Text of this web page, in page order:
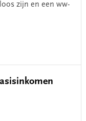
zijn en een ww-